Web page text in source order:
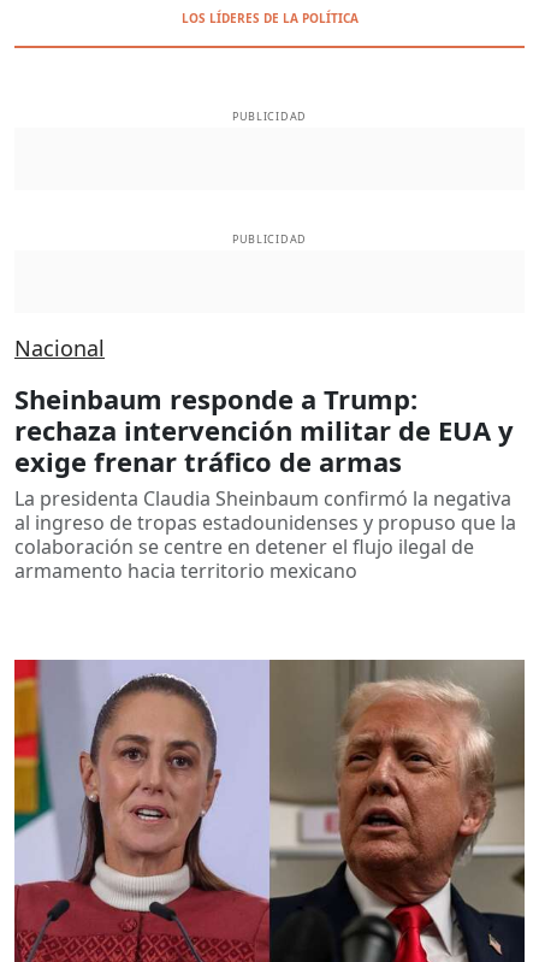
LOS LÍDERES DE LA POLÍTICA
PUBLICIDAD
PUBLICIDAD
Nacional
Sheinbaum responde a Trump:
rechaza intervención militar de EUA y
exige frenar tráfico de armas
La presidenta Claudia Sheinbaum confirmó la negativa
al ingreso de tropas estadounidenses y propuso que la
colaboración se centre en detener el flujo ilegal de
armamento hacia territorio mexicano